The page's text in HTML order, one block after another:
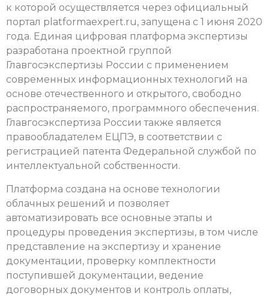
к которой осуществляется через официальный
портал platformaexpert.ru, запущена с 1 июня 2020
года. Единая цифровая платформа экспертизы
разработана проектной группой
Главгосэкспертизы России с применением
современных информационных технологий на
основе отечественного и открытого, свободно
распространяемого, программного обеспечения.
Главгосэкспертиза России также является
правообладателем ЕЦПЭ, в соответствии с
регистрацией патента Федеральной службой по
интеллектуальной собственности.
Платформа создана на основе технологии
облачных решений и позволяет
автоматизировать все основные этапы и
процедуры проведения экспертизы, в том числе
представление на экспертизу и хранение
документации, проверку комплектности
поступившей документации, ведение
договорных документов и контроль оплаты,